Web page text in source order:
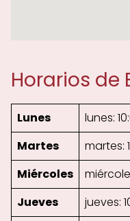
Horarios de
Lunes
lunes:
Martes
martes:
Miércoles
Jueves
jueves: